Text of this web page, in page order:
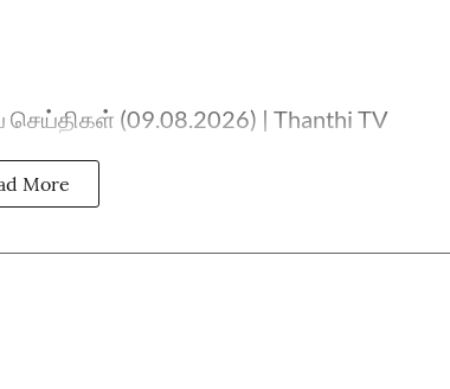
செய்திகள் (09.08.2026) | Thanthi TV
More